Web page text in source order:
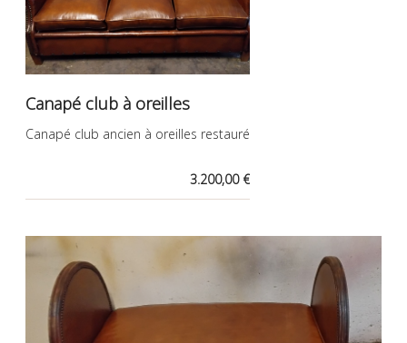
Canapé club à oreilles
Canapé club ancien à oreilles restauré
3.200,00 €